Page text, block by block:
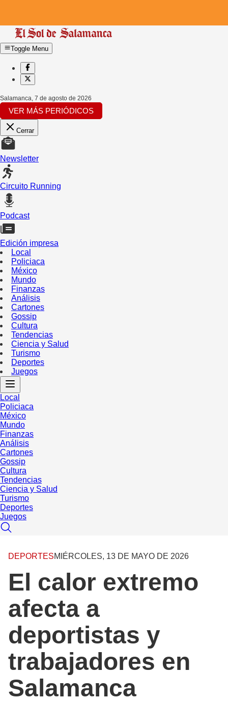
Toggle Menu
Salamanca, 7 de agosto de 2026
VER MÁS PERIÓDICOS
Cerrar
Newsletter
Circuito Running
Podcast
Edición impresa
Local
Policiaca
México
Mundo
Finanzas
Análisis
Cartones
Gossip
Cultura
Tendencias
Ciencia y Salud
Turismo
Deportes
Juegos
Local
Policiaca
México
Mundo
Finanzas
Análisis
Cartones
Gossip
Cultura
Tendencias
Ciencia y Salud
Turismo
Deportes
Juegos
DEPORTESMIÉRCOLES, 13 DE MAYO DE 2026
El calor extremo
afecta a
deportistas y
trabajadores en
Salamanca